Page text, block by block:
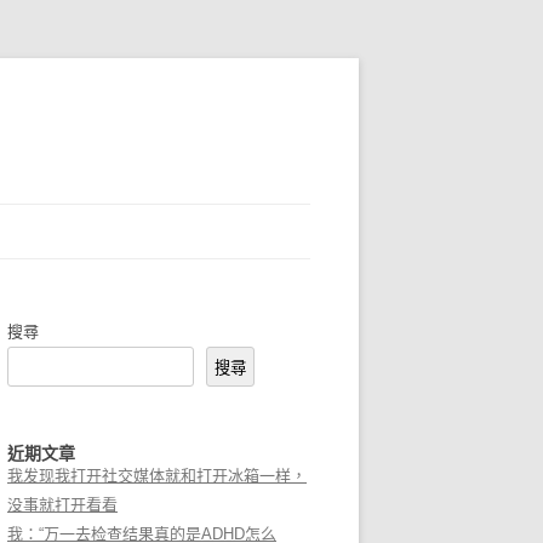
搜尋
搜尋
近期文章
我发现我打开社交媒体就和打开冰箱一样，
没事就打开看看
我：“万一去检查结果真的是ADHD怎么